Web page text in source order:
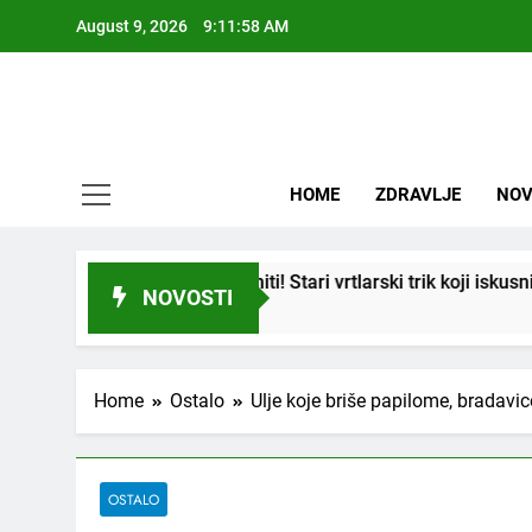
August 9, 2026 9:11:59 AM
HOME ZDRAVLJE
NOVOSTI
Stari vrtlarski trik koji iskusni baštovani čuvaju
Home Ostalo Ulje koje briše papilome,
OSTALO